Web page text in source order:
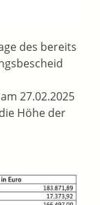
des bereits
27.02.2025
Höhe der